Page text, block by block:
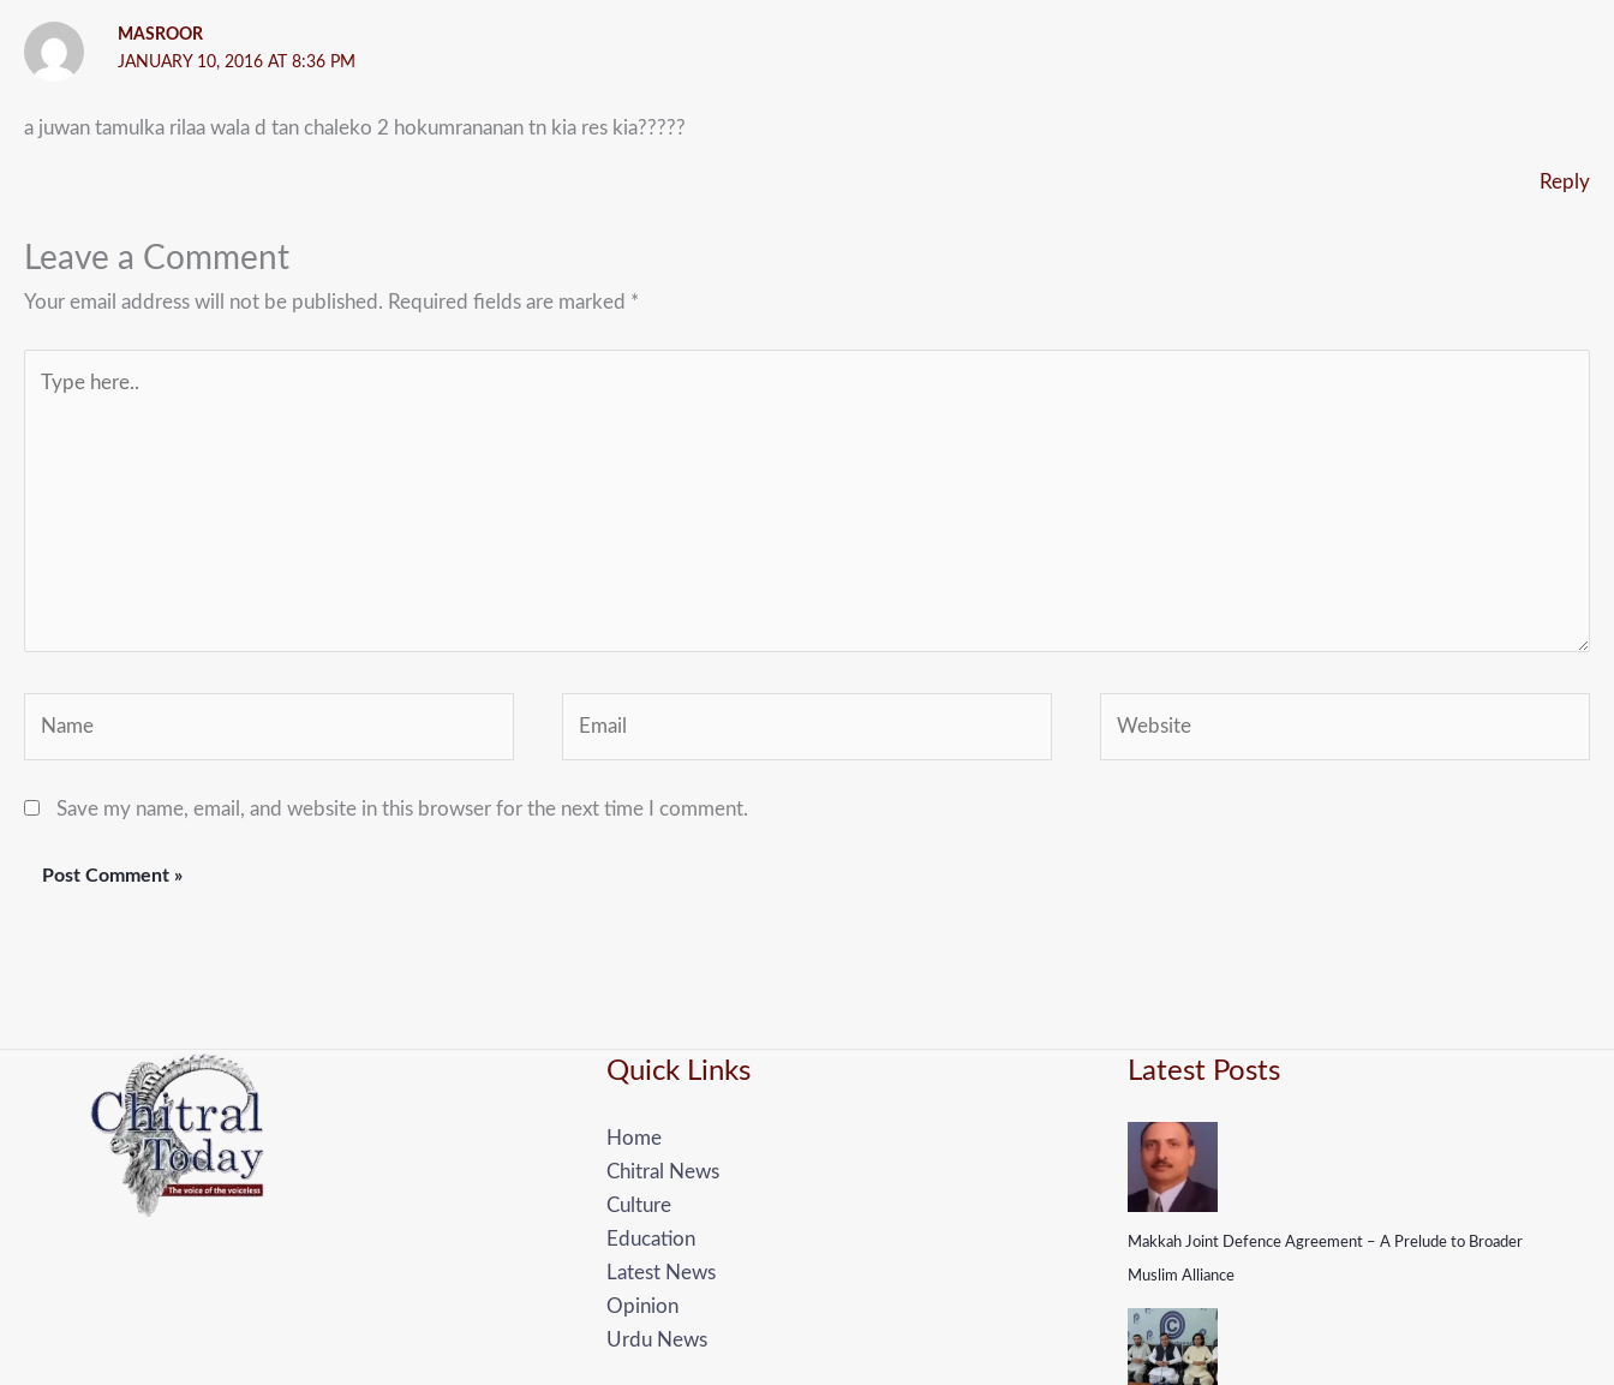
MASROOR
JANUARY 10, 2016 AT 8:36 PM
a juwan tamulka rilaa wala d tan chaleko 2 hokumrananan tn kia res kia?????
Reply
Leave a Comment
Your email address will not be published. Required fields are marked *
here..
Save my name, email, and website in this browser for the next time I comment.
Quick Links
Home
Chitral News
Culture
Education
Latest News
Opinion
Urdu News
Latest Posts
Makkah Joint Defence Agreement – A Prelude to Broader
Muslim Alliance